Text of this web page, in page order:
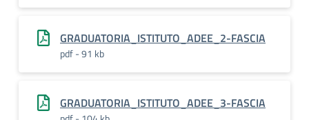
GRADUATORIA_ISTITUTO_ADEE_2-FASCIA
pdf - 91 kb
GRADUATORIA_ISTITUTO_ADEE_3-FASCIA